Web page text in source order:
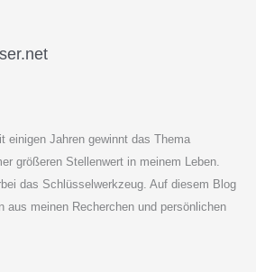
einigen Jahren gewinnt das Thema
größeren Stellenwert in meinem Leben.
das Schlüsselwerkzeug. Auf diesem Blog
aus meinen Recherchen und persönlichen